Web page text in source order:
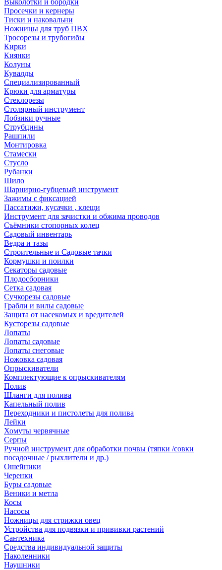
Выколотки и бородки
Просечки и кернеры
Тиски и наковальни
Ножницы для труб ПВХ
Тросорезы и трубогибы
Кирки
Киянки
Колуны
Кувалды
Специализированный
Крюки для арматуры
Стеклорезы
Столярный инструмент
Лобзики ручные
Струбцины
Рашпили
Монтировка
Стамески
Стусло
Рубанки
Шило
Шарнирно-губцевый инструмент
Зажимы с фиксацией
Пассатижи, кусачки , клещи
Инструмент для зачистки и обжима проводов
Съёмники стопорных колец
Садовый инвентарь
Ведра и тазы
Строительные и Садовые тачки
Кормушки и поилки
Секаторы садовые
Плодосборники
Сетка садовая
Сучкорезы садовые
Грабли и вилы садовые
Защита от насекомых и вредителей
Кусторезы садовые
Лопаты
Лопаты садовые
Лопаты снеговые
Ножовка садовая
Опрыскиватели
Комплектующие к опрыскивателям
Полив
Шланги для полива
Капельный полив
Переходники и пистолеты для полива
Лейки
Хомуты червячные
Серпы
Ручной инструмент для обработки почвы (тяпки /совки
посадочные / рыхлители и др.)
Ошейники
Черенки
Буры садовые
Веники и метла
Косы
Насосы
Ножницы для стрижки овец
Устройства для подвязки и прививки растений
Сантехника
Средства индивидуальной защиты
Наколенники
Наушники